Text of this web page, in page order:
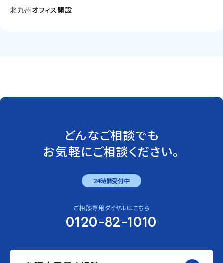
北九州オフィス開設
どんなご相談でも
お気軽にご相談ください。
24時間受付中
ご相談専用ダイヤルはこちら
0120-82-1010